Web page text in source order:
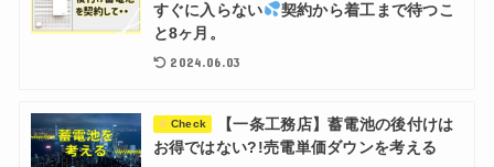
すぐに入らない
契約から着工まで待つこ
と8ヶ月。
2024.06.03
Check
【一条工務店】蓄電池の後付けは
お得ではない?!売電単価ダウンを考える